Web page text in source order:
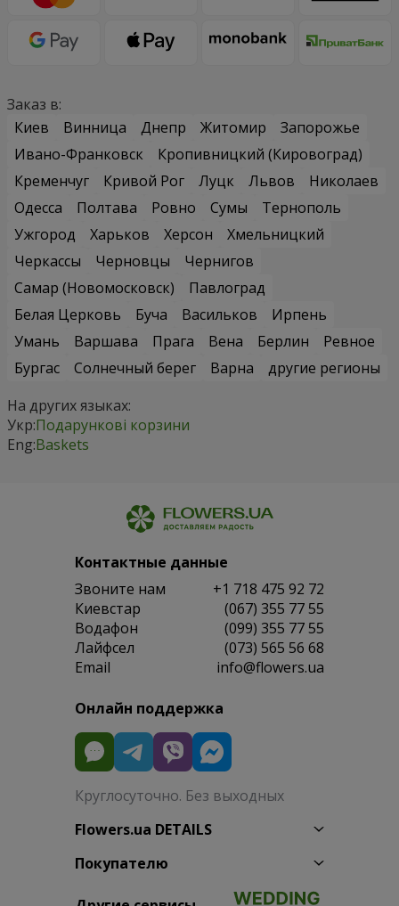
Заказ в:
Киев
Винница Днепр Житомир
Запорожье
Ивано-Франковск
Кропивницкий (Кировоград)
Кременчуг
Кривой Рог Луцк Львов
Николаев
Одесса
Полтава Ровно Сумы
Тернополь
Ужгород
Харьков Херсон
Хмельницкий
Черкассы
Черновцы
Чернигов
Самар (Новомосковск)
Павлоград
Белая Церковь
Буча Васильков
Ирпень
Умань
Варшава Прага Вена Берлин
Ревное
Бургас
Солнечный берег Варна
другие регионы
На других языках:
Укр:Подарункові корзини
Eng:Baskets
Контактные данные
Звоните нам
+1 718 475 92 72
Киевстар
(067) 355 77 55
Водафон
(099) 355 77 55
Лайфсел
(073) 565 56 68
Email
info@flowers.ua
Онлайн поддержка
Круглосуточно. Без выходных
Flowers.ua DETAILS
Покупателю